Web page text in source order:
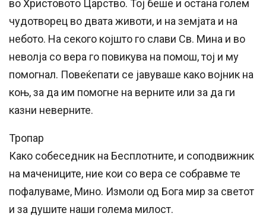
во Христовото Царство. Тој беше и остана голем
чудотворец во двата животи, и на земјата и на
небото. На секого којшто го слави Св. Мина и во
неволја со вера го повикува на помош, тој и му
помогнал. Повеќепати се јавуваше како војник на
коњ, за да им помогне на верните или за да ги
казни неверните.
Тропар
Како собеседник на Бесплотните, и соподвижник
на мачениците, ние кои со вера се собравме те
пофалуваме, Мино. Измоли од Бога мир за светот
и за душите наши голема милост.